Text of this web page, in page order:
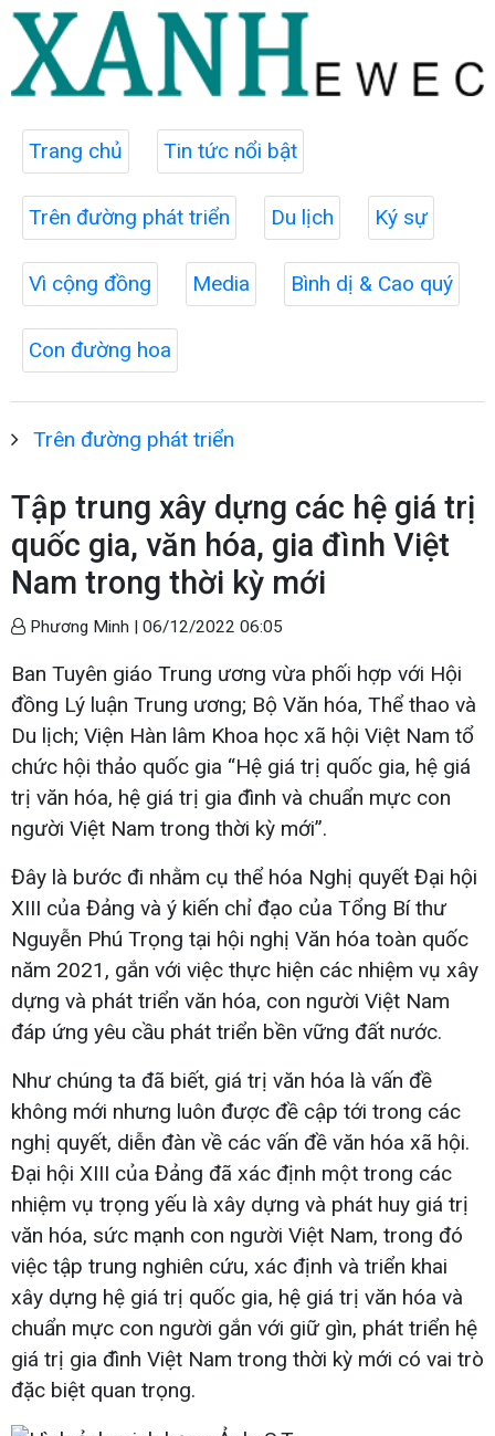
Trang chủ Tin tức nổi bật
Trên đường phát triển Du lịch Ký sự
Vì cộng đồng Media Bình dị & Cao quý
Con đường hoa
Trên đường phát triển
Tập trung xây dựng các hệ giá trị
quốc gia, văn hóa, gia đình Việt
Nam trong thời kỳ mới
Phương Minh | 06/12/2022 06:05
Ban Tuyên giáo Trung ương vừa phối hợp với Hội
đồng Lý luận Trung ương; Bộ Văn hóa, Thể thao và
Du lịch; Viện Hàn lâm Khoa học xã hội Việt Nam tổ
chức hội thảo quốc gia “Hệ giá trị quốc gia, hệ giá
trị văn hóa, hệ giá trị gia đình và chuẩn mực con
người Việt Nam trong thời kỳ mới”.
Đây là bước đi nhằm cụ thể hóa Nghị quyết Đại hội
XIII của Đảng và ý kiến chỉ đạo của Tổng Bí thư
Nguyễn Phú Trọng tại hội nghị Văn hóa toàn quốc
năm 2021, gắn với việc thực hiện các nhiệm vụ xây
dựng và phát triển văn hóa, con người Việt Nam
đáp ứng yêu cầu phát triển bền vững đất nước.
Như chúng ta đã biết, giá trị văn hóa là vấn đề
không mới nhưng luôn được đề cập tới trong các
nghị quyết, diễn đàn về các vấn đề văn hóa xã hội.
Đại hội XIII của Đảng đã xác định một trong các
nhiệm vụ trọng yếu là xây dựng và phát huy giá trị
văn hóa, sức mạnh con người Việt Nam, trong đó
việc tập trung nghiên cứu, xác định và triển khai
xây dựng hệ giá trị quốc gia, hệ giá trị văn hóa và
chuẩn mực con người gắn với giữ gìn, phát triển hệ
giá trị gia đình Việt Nam trong thời kỳ mới có vai trò
đặc biệt quan trọng.